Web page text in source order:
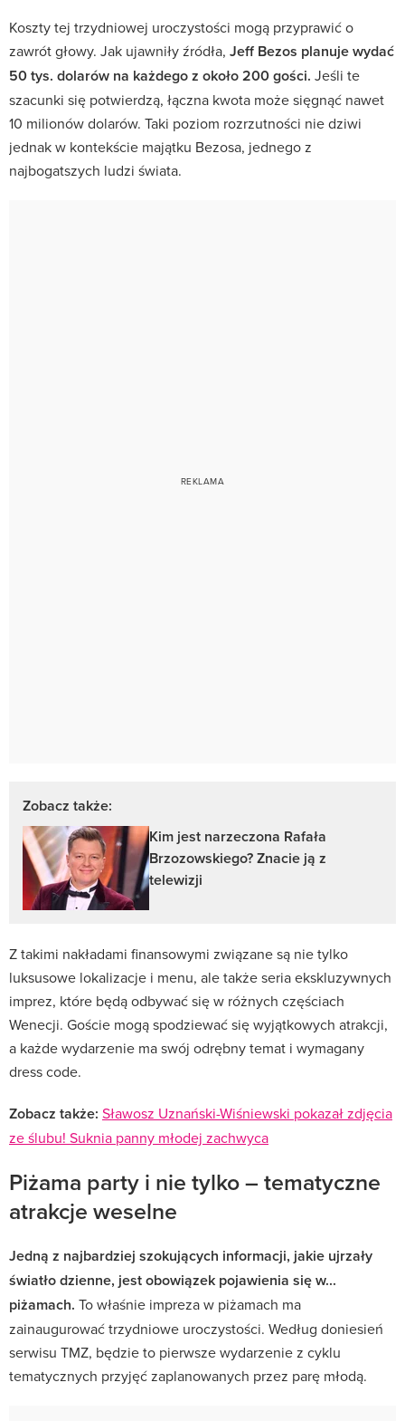
Koszty tej trzydniowej uroczystości mogą przyprawić o
zawrót głowy. Jak ujawniły źródła, Jeff Bezos planuje wydać
50 tys. dolarów na każdego z około 200 gości. Jeśli te
szacunki się potwierdzą, łączna kwota może sięgnąć nawet
10 milionów dolarów. Taki poziom rozrzutności nie dziwi
jednak w kontekście majątku Bezosa, jednego z
najbogatszych ludzi świata.
Zobacz także:
Kim jest narzeczona Rafała
Brzozowskiego? Znacie ją z
telewizji
Z takimi nakładami finansowymi związane są nie tylko
luksusowe lokalizacje i menu, ale także seria ekskluzywnych
imprez, które będą odbywać się w różnych częściach
Wenecji. Goście mogą spodziewać się wyjątkowych atrakcji,
a każde wydarzenie ma swój odrębny temat i wymagany
dress code.
Zobacz także: Sławosz Uznański-Wiśniewski pokazał zdjęcia
ze ślubu! Suknia panny młodej zachwyca
Piżama party i nie tylko – tematyczne
atrakcje weselne
Jedną z najbardziej szokujących informacji, jakie ujrzały
światło dzienne, jest obowiązek pojawienia się w...
piżamach. To właśnie impreza w piżamach ma
zainaugurować trzydniowe uroczystości. Według doniesień
serwisu TMZ, będzie to pierwsze wydarzenie z cyklu
tematycznych przyjęć zaplanowanych przez parę młodą.